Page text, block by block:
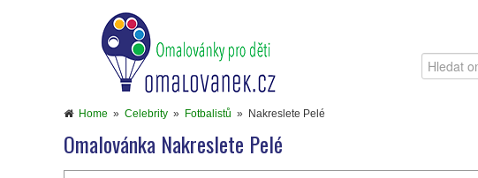
Home » Celebrity » Fotbalistů » Nakreslete Pelé
Omalovánka Nakreslete Pelé